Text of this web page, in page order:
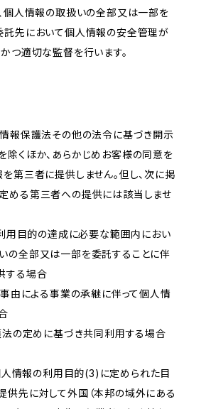
、個人情報の取扱いの全部又は一部を
託先において個人情報の安全管理が
つ適切な監督を行います。
情報保護法その他の法令に基づき開示
除くほか、あらかじめお客様の同意を
第三者に提供しません。但し、次に掲
める第三者への提供には該当しませ
利用目的の達成に必要な範囲内におい
の全部又は一部を委託することに伴
する場合
事由による事業の承継に伴って個人情
法の定めに基づき共同利用する場合
人情報の利用目的(3)に定められた目
供先に対して外国（本邦の域外にある